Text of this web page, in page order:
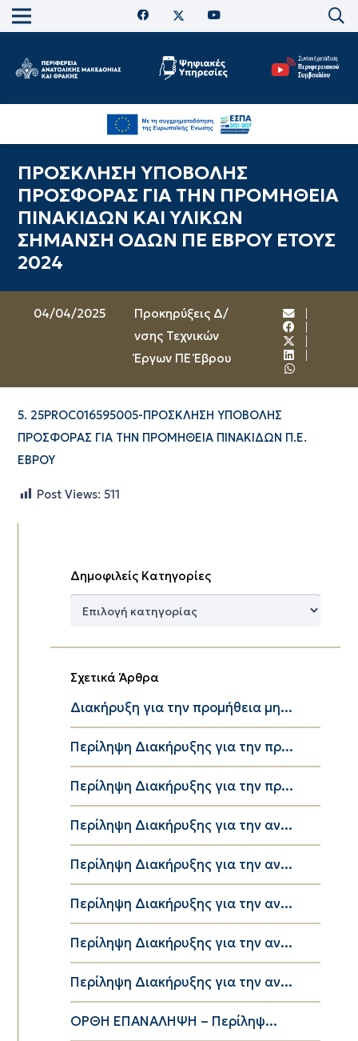
ΠΡΟΣΚΛΗΣΗ ΥΠΟΒΟΛΗΣ
ΠΡΟΣΦΟΡΑΣ ΓΙΑ ΤΗΝ ΠΡΟΜΗΘΕΙΑ
ΠΙΝΑΚΙΔΩΝ ΚΑΙ ΥΛΙΚΩΝ
ΣΗΜΑΝΣΗ ΟΔΩΝ ΠΕ ΕΒΡΟΥ ΕΤΟΥΣ
2024
04/04/2025
Προκηρύξεις Δ/
νσης Τεχνικών
Έργων ΠΕ Έβρου
5. 25PROC016595005-ΠΡΟΣΚΛΗΣΗ ΥΠΟΒΟΛΗΣ
ΠΡΟΣΦΟΡΑΣ ΓΙΑ ΤΗΝ ΠΡΟΜΗΘΕΙΑ ΠΙΝΑΚΙΔΩΝ Π.Ε.
ΕΒΡΟΥ
Post Views: 511
Δημοφιλείς Κατηγορίες
Δημοφιλείς
Σχετικά Άρθρα
Διακήρυξη για την προμήθεια μη...
Περίληψη Διακήρυξης για την πρ...
Περίληψη Διακήρυξης για την πρ...
Περίληψη Διακήρυξης για την αν...
Περίληψη Διακήρυξης για την αν...
Περίληψη Διακήρυξης για την αν...
Περίληψη Διακήρυξης για την αν...
Περίληψη Διακήρυξης για την αν...
ΟΡΘΗ ΕΠΑΝΑΛΗΨΗ – Περίληψ...